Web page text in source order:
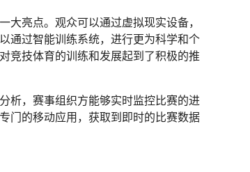
大亮点。观众可以通过虚拟现实设备，
通过智能训练系统，进行更为科学和个
竞技体育的训练和发展起到了积极的推
析，赛事组织方能够实时监控比赛的进
门的移动应用，获取到即时的比赛数据